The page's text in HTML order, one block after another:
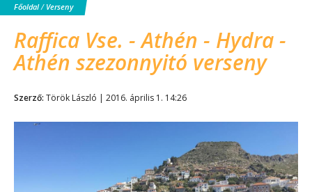
Főoldal/ Verseny
Raffica Vse. - Athén - Hydra -
Athén szezonnyitó verseny
Szerző: Török László | 2016. április 1. 14:26